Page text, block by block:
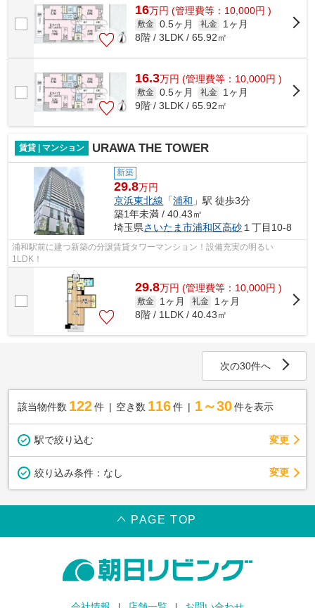
16万円 (管理費等：10,000円 )
敷金 0.5ヶ月 礼金
1ヶ月
8階 / 3LDK / 65.92㎡
16.3万円 (管理費等：10,000円 )
敷金 0.5ヶ月 礼金
1ヶ月
9階 / 3LDK / 65.92㎡
賃貸 | マンション URAWA THE TOWER
新築
29.8万円
京浜東北線 「浦和 」駅 徒歩3分
築1年未満 / 40.43㎡
埼玉県さいたま市浦和区高砂１丁目10-8
浦和駅前に建つ新築の分譲賃貸タワーマンション！設備充実の明るい
1LDK！
29.8万円 (管理費等：10,000円 )
敷金 1ヶ月 礼金
1ヶ月
8階 / 1LDK / 40.43㎡
次の30件へ
該当物件数 122件 空き数 116 件 1～30 件を表示
駅で絞り込む 変更
絞り込み条件： なし 変更
PAGE TOP